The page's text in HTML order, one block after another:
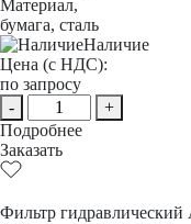
Материал,
бумага, сталь
Наличие
Цена (с НДС):
по запросу
-
+
Подробнее
Заказать
Фильтр